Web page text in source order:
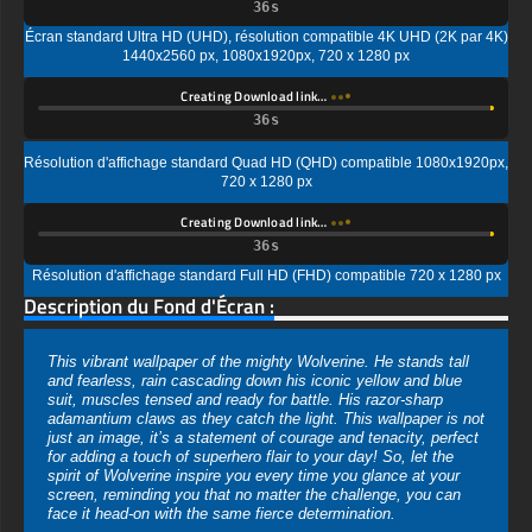
Résolution d'affichage standard Quad HD (QHD) compatible 1080x1920px,
Creating Download link…
Résolution d'affichage standard Full HD (FHD) compatible 720 x 1280 px
Description du Fond d'Écran :
This vibrant wallpaper of the mighty Wolverine. He stands tall
and fearless, rain cascading down his iconic yellow and blue
suit, muscles tensed and ready for battle. His razor-sharp
adamantium claws as they catch the light. This wallpaper is not
just an image, it’s a statement of courage and tenacity, perfect
spirit of Wolverine inspire you every time you glance at your
screen, reminding you that no matter the challenge, you can
face it head-on with the same fierce determination.
Vous pouvez utiliser ce magnifique fond d'écran gratuit sur
votre appareil :
-Le fond d'écran Wolvernie Marvel 4K HD ULTRA HD pour PC
de bureau et ordinateur portable (y compris les marques
populaires comme Apple MacBook, Dell XPS, HP Spectre,